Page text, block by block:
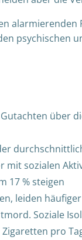
psychischen
über
mit sozialen
17 % steigen
leiden
Soziale
pro